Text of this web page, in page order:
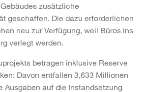
zusätzliche
geschaffen. Die dazu erforderlichen
neu zur Verfügung, weil Büros ins
verlegt werden.
betragen inklusive Reserve
Davon entfallen 3,633 Millionen
Ausgaben auf die Instandsetzung